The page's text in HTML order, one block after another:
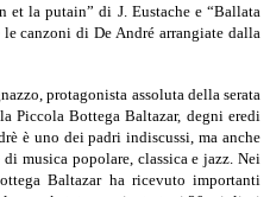
et la putain” di J. Eustache e “Ballata
canzoni di De André arrangiate dalla
protagonista assoluta della serata
Piccola Bottega Baltazar, degni eredi
è uno dei padri indiscussi, ma anche
musica popolare, classica e jazz. Nei
Baltazar ha ricevuto importanti